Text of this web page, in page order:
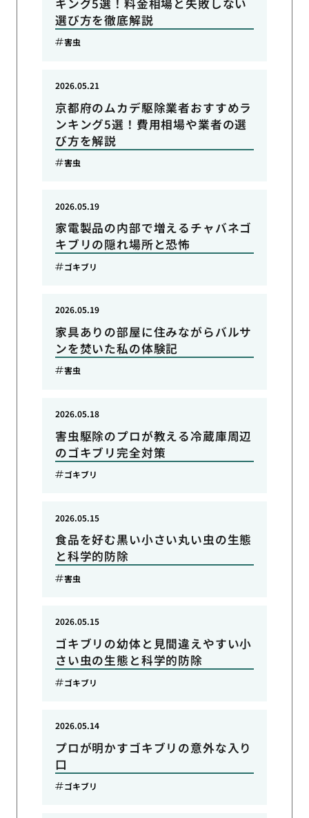
キング5選！料金相場と失敗しない
選び方を徹底解説
害虫
京都府のムカデ駆除業者おすすめラ
ンキング5選！費用相場や業者の選
び方を解説
2026.05.21
害虫
家電製品の内部で増えるチャバネゴ
キブリの隠れ場所と恐怖
2026.05.19
ゴキブリ
家具ありの部屋に住みながらバルサ
ンを焚いた私の体験記
2026.05.19
害虫
害虫駆除のプロが教える冷蔵庫周辺
のゴキブリ完全対策
2026.05.18
ゴキブリ
食品を好む黒い小さい丸い虫の生態
と科学的防除
2026.05.15
害虫
ゴキブリの幼体と見間違えやすい小
さい虫の生態と科学的防除
2026.05.15
ゴキブリ
プロが明かすゴキブリの意外な入り
口
2026.05.14
ゴキブリ